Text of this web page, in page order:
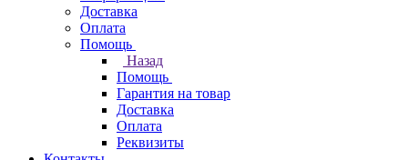
Доставка
Оплата
Помощь
Назад
Помощь
Гарантия на товар
Доставка
Оплата
Реквизиты